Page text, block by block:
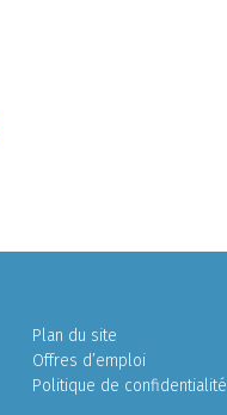
Plan du site
Offres d’emploi
Politique de confidentialité